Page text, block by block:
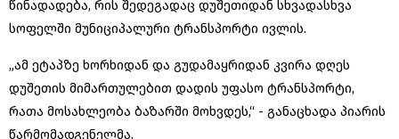
წინადადება, რის შედეგადაც დუშეთიდან სხვადასხვა
სოფელში მუნიციპალური ტრანსპორტი ივლის.
„ამ ეტაპზე ხორხიდან და გუდამაყრიდან კვირა დღეს
დუშეთის მიმართულებით დადის უფასო ტრანსპორტი,
რათა მოსახლეობა ბაზარში მოხვდეს,“ - განაცხადა პიარის
წარმომადგენელმა.